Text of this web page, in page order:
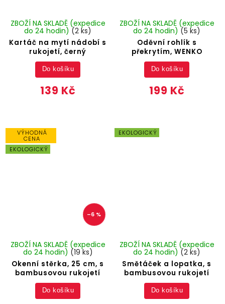
Kartáč na mytí nádobí s
rukojetí, černý
ZBOŽÍ NA SKLADĚ (expedice
do 24 hodin) (2 ks)
139 Kč
Do košíku
Oděvní rohlík s
překrytím, WENKO
ZBOŽÍ NA SKLADĚ (expedice
do 24 hodin) (5 ks)
199 Kč
Do košíku
VÝHODNÁ
CENA
EKOLOGICKÝ
–6 %
Okenní stěrka, 25 cm, s
bambusovou rukojetí
ZBOŽÍ NA SKLADĚ (expedice
do 24 hodin) (19 ks)
Do košíku
EKOLOGICKÝ
Smětáček a lopatka, s
bambusovou rukojetí
ZBOŽÍ NA SKLADĚ (expedice
do 24 hodin) (2 ks)
Do košíku